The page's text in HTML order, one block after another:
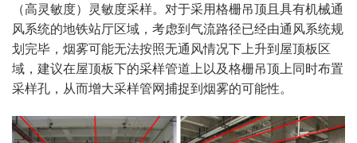
（高灵敏度）灵敏度采样。对于采用格栅吊顶且具有机械通
风系统的地铁站厅区域，考虑到气流路径已经由通风系统规
划完毕，烟雾可能无法按照无通风情况下上升到屋顶板区
域，建议在屋顶板下的采样管道上以及格栅吊顶上同时布置
采样孔，从而增大采样管网捕捉到烟雾的可能性。